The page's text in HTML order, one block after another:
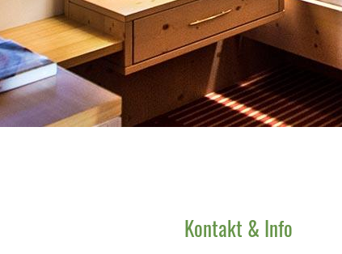
Kontakt & Info